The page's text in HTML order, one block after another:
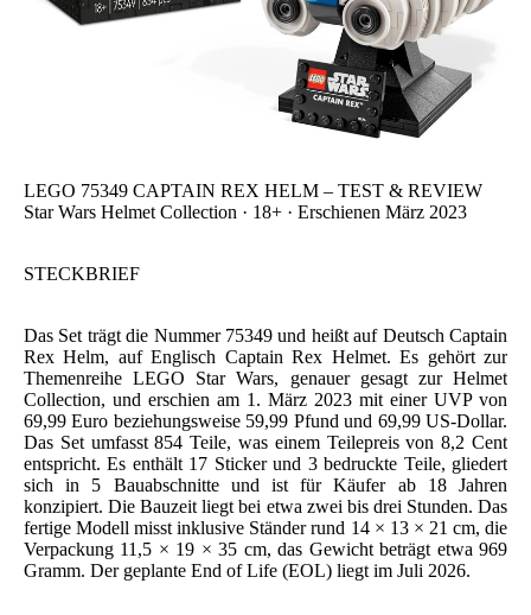
LEGO 75349 CAPTAIN REX HELM – TEST & REVIEW
Star Wars Helmet Collection · 18+ · Erschienen März 2023
STECKBRIEF
Das Set trägt die Nummer 75349 und heißt auf Deutsch Captain
Rex Helm, auf Englisch Captain Rex Helmet. Es gehört zur
Themenreihe LEGO Star Wars, genauer gesagt zur Helmet
Collection, und erschien am 1. März 2023 mit einer UVP von
69,99 Euro beziehungsweise 59,99 Pfund und 69,99 US-Dollar.
Das Set umfasst 854 Teile, was einem Teilepreis von 8,2 Cent
entspricht. Es enthält 17 Sticker und 3 bedruckte Teile, gliedert
sich in 5 Bauabschnitte und ist für Käufer ab 18 Jahren
konzipiert. Die Bauzeit liegt bei etwa zwei bis drei Stunden. Das
fertige Modell misst inklusive Ständer rund 14 × 13 × 21 cm, die
Verpackung 11,5 × 19 × 35 cm, das Gewicht beträgt etwa 969
Gramm. Der geplante End of Life (EOL) liegt im Juli 2026.